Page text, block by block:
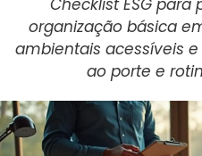
Checklist ESG
organização básica
ambientais acessíveis
ao porte e